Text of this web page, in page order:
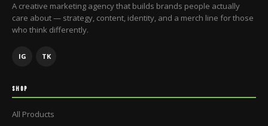
A creative marketing agency that builds brands people actually
care about — strategy, content, identity, and a merch line for those
who think differently.
IG TK
SHOP
All Products